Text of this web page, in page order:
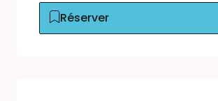
Réserver